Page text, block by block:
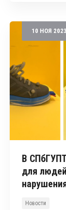
10 НОЯ 2023
В
для
Новости